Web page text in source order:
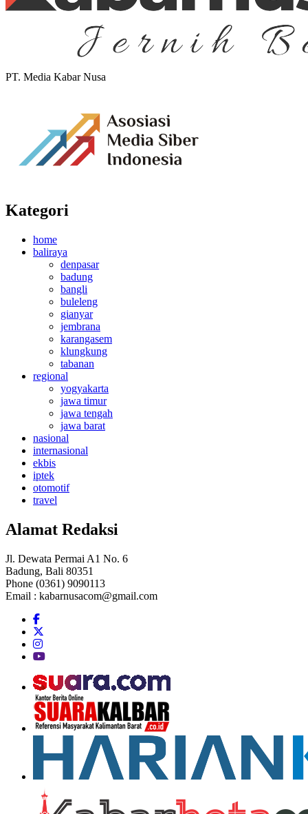
PT. Media Kabar Nusa
Kategori
home
baliraya
denpasar
badung
bangli
buleleng
gianyar
jembrana
karangasem
klungkung
tabanan
regional
yogyakarta
jawa timur
jawa tengah
jawa barat
nasional
internasional
ekbis
iptek
otomotif
travel
Alamat Redaksi
Jl. Dewata Permai A1 No. 6
Badung, Bali 80351
Phone (0361) 9090113
Email : kabarnusacom@gmail.com